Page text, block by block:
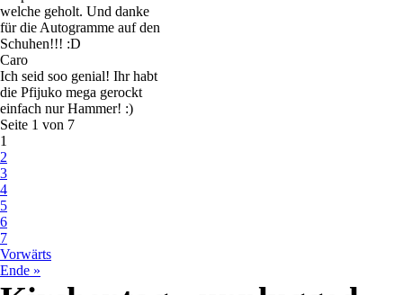
welche geholt. Und danke
für die Autogramme auf den
Schuhen!!! :D
Caro
Ich seid soo genial! Ihr habt
die Pfijuko mega gerockt
einfach nur Hammer! :)
Seite 1 von 7
1
2
3
4
5
6
7
Vorwärts
Ende »